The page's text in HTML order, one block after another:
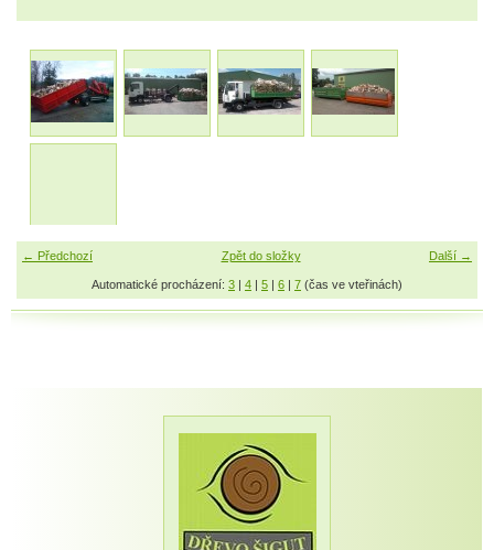
← Předchozí Další →
Zpět do složky
Automatické procházení: 3 4 5 6 7 (čas ve vteřinách)